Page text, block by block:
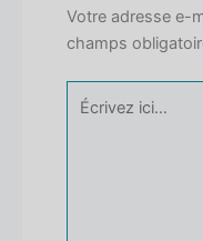
Votre adresse e-
champs
Écrivez
ici…